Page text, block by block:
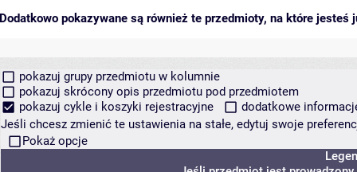
Dodatkowo pokazywane są również te przedmioty, na które jesteś
pokazuj grupy przedmiotu w kolumnie
pokazuj skrócony opis przedmiotu pod przedmiotem
pokazuj cykle i koszyki rejestracyjne
dodatkowe
Jeśli chcesz zmienić te ustawienia na stałe, edytuj swoje
Pokaż opcje